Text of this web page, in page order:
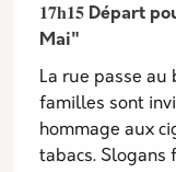
𝟏𝟕𝐡𝟏𝟓 Départ
Mai"
La rue passe au
familles sont
hommage aux
tabacs. Slogans